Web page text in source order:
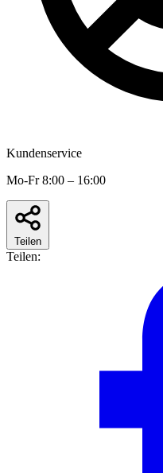
Kundenservice
Mo-Fr 8:00 – 16:00
Teilen
Teilen: